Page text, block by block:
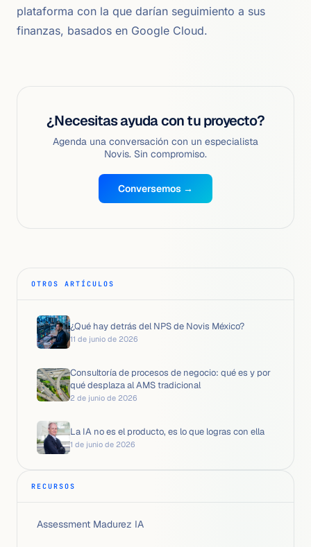
plataforma con la que darían seguimiento a sus
finanzas, basados en Google Cloud.
¿Necesitas ayuda con tu proyecto?
Agenda una conversación con un especialista
Novis. Sin compromiso.
Conversemos →
OTROS ARTÍCULOS
¿Qué hay detrás del NPS de Novis México?
11 de junio de 2026
Consultoría de procesos de negocio: qué es y por
qué desplaza al AMS tradicional
2 de junio de 2026
La IA no es el producto, es lo que logras con ella
1 de junio de 2026
RECURSOS
Assessment Madurez IA